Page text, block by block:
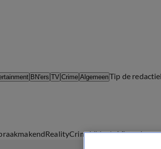
BN'ers TV Crime AlgemeenTip de redactie
RealityCrimeVideo'sAfleveringen